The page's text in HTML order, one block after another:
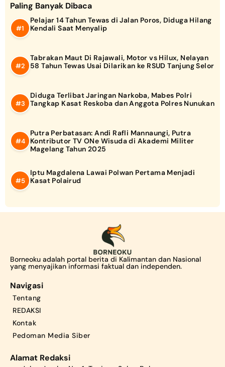
Paling Banyak Dibaca
Pelajar 14 Tahun Tewas di Jalan Poros, Diduga Hilang
Kendali Saat Menyalip
Tabrakan Maut Di Rajawali, Motor vs Hilux, Nelayan
58 Tahun Tewas Usai Dilarikan ke RSUD Tanjung Selor
Diduga Terlibat Jaringan Narkoba, Mabes Polri
Tangkap Kasat Reskoba dan Anggota Polres Nunukan
Putra Perbatasan: Andi Rafli Mannaungi, Putra
Kontributor TV ONe Wisuda di Akademi Militer
Magelang Tahun 2025
Iptu Magdalena Lawai Polwan Pertama Menjadi
Kasat Polairud
Borneoku adalah portal berita di Kalimantan dan Nasional
yang menyajikan informasi faktual dan independen.
Navigasi
Tentang
REDAKSI
Kontak
Pedoman Media Siber
Alamat Redaksi